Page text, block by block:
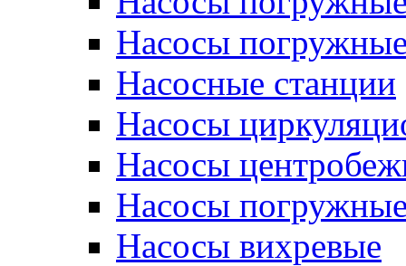
Насосы
Насосные станции
Насосы
Насосы
Насосы
Насосы вихревые